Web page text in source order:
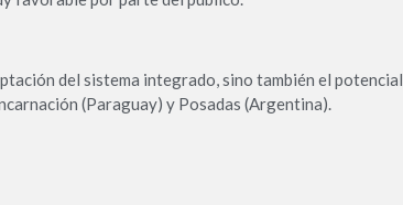
del sistema integrado, sino también el potencial
(Paraguay) y Posadas (Argentina).